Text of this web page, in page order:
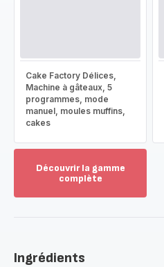
Cake Factory Délices,
Machine à gâteaux, 5
programmes, mode
manuel, moules muffins,
cakes
Découvrir la gamme
complète
gamme
Ingrédients